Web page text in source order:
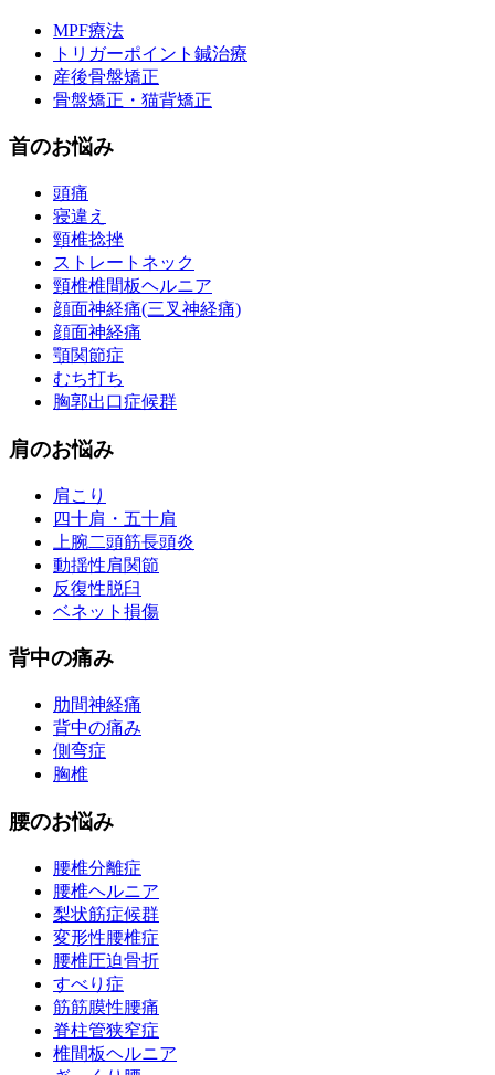
MPF療法
トリガーポイント鍼治療
産後骨盤矯正
骨盤矯正・猫背矯正
首のお悩み
頭痛
寝違え
頸椎捻挫
ストレートネック
頸椎椎間板ヘルニア
顔面神経痛(三叉神経痛)
顔面神経痛
顎関節症
むち打ち
胸郭出口症候群
肩のお悩み
肩こり
四十肩・五十肩
上腕二頭筋長頭炎
動揺性肩関節
反復性脱臼
ベネット損傷
背中の痛み
肋間神経痛
背中の痛み
側弯症
胸椎
腰のお悩み
腰椎分離症
腰椎ヘルニア
梨状筋症候群
変形性腰椎症
腰椎圧迫骨折
すべり症
筋筋膜性腰痛
脊柱管狭窄症
椎間板ヘルニア